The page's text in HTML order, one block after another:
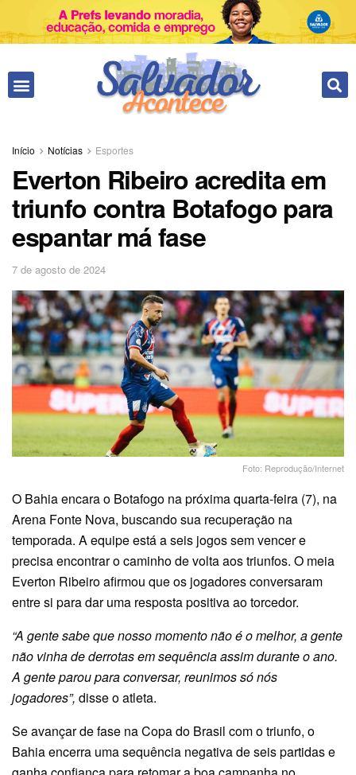
Início Notícias Esportes
Everton Ribeiro acredita em
triunfo contra Botafogo para
espantar má fase
7 de agosto de 2024
Foto: Reprodução/Internet
O Bahia encara o Botafogo na próxima quarta-feira (7), na
Arena Fonte Nova, buscando sua recuperação na
temporada. A equipe está a seis jogos sem vencer e
precisa encontrar o caminho de volta aos triunfos. O meia
Everton Ribeiro afirmou que os jogadores conversaram
entre si para dar uma resposta positiva ao torcedor.
“A gente sabe que nosso momento não é o melhor, a gente
não vinha de derrotas em sequência assim durante o ano.
A gente parou para conversar, reunimos só nós
jogadores”, disse o atleta.
Se avançar de fase na Copa do Brasil com o triunfo, o
Bahia encerra uma sequência negativa de seis partidas e